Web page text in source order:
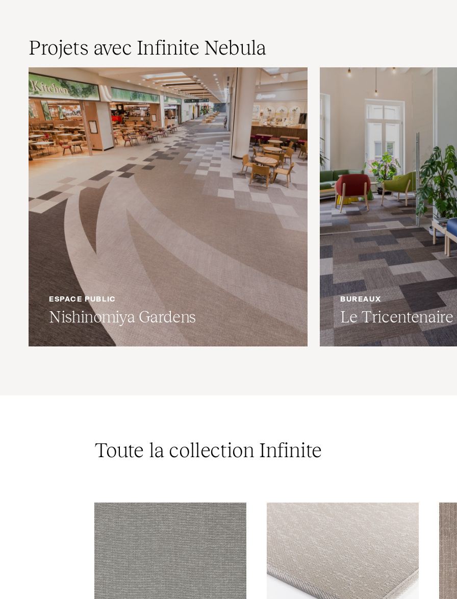
Projets avec Infinite Nebula
ESPACE PUBLIC
Nishinomiya Gardens
BUREAUX
Le Tricentenaire
Toute la collection Infinite